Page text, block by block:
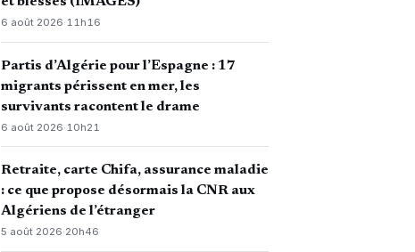
6 août 2026·11h16
Partis d’Algérie pour l’Espagne : 17
migrants périssent en mer, les
survivants racontent le drame
6 août 2026· 10h21
Retraite, carte Chifa, assurance maladie
: ce que propose désormais la CNR aux
Algériens de l’étranger
5 août 2026·20h46